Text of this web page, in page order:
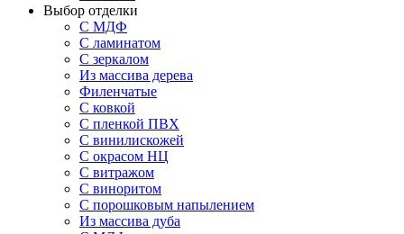
Выбор отделки
С МДФ
С ламинатом
С зеркалом
Из массива дерева
Филенчатые
С ковкой
С пленкой ПВХ
С винилискожей
С окрасом НЦ
С витражом
С виноритом
С порошковым напылением
Из массива дуба